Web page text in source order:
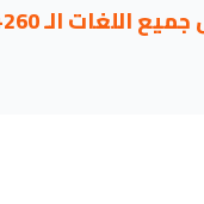
اللغات الـ 260+